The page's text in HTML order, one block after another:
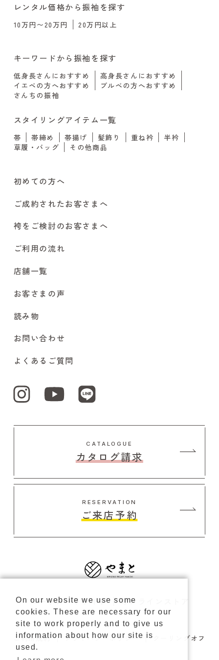
レンタル価格から振袖を探す
10万円〜20万円 20万円以上
キーワードから振袖を探す
低身長さんにおすすめ
高身長さんにおすすめ
イエベの方へおすすめ
ブルベの方へおすすめ
さんちの振袖
スタイリングアイテム一覧
帯 帯締め 帯揚げ 髪飾り 重ね衿
半衿
草履・バッグ
その他商品
初めての方へ
ご成約されたお客さまへ
袴をご検討のお客さまへ
ご利用の流れ
店舗一覧
お客さまの声
読み物
お問い合わせ
よくあるご質問
CATALOGUE
カタログ請求
RESERVATION
ご来店予約
コーポレートサイト オンラインストア
ご利用規約 プライバシーポリシー クーリングオフ
On our website we use some
cookies. These are necessary for our
site to work properly and to give us
information about how our site is
used.